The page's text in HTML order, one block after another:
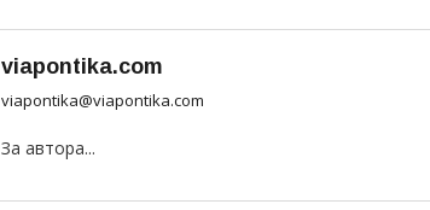
viapontika.com
viapontika@viapontika.com
За автора...